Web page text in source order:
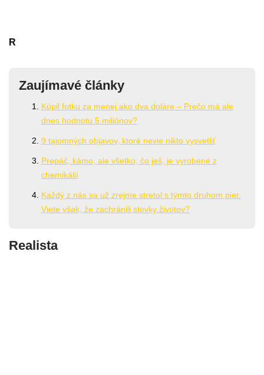
R
Zaujímavé články
Kúpil fotku za menej ako dva doláre – Prečo má ale
dnes hodnotu 5 miliónov?
9 tajomných objavov, ktoré nevie nikto vysvetliť
Prepáč, kámo, ale všetko, čo ješ, je vyrobené z
chemikálií
Každý z nás sa už zrejme stretol s týmto druhom pier.
Viete však, že zachránili stovky životov?
Realista